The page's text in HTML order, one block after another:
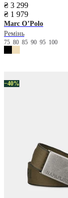
₴ 3 299
₴ 1 979
Marc O’Polo
Ремінь
75 80 85 90 95 100
−40%